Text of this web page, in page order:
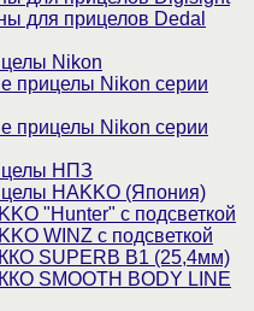
для прицелов Dedal
Nikon
прицелы Nikon серии
прицелы Nikon серии
НПЗ
HAKKO (Япония)
"Hunter" с подсветкой
WINZ с подсветкой
SUPERB B1 (25,4мм)
SMOOTH BODY LINE